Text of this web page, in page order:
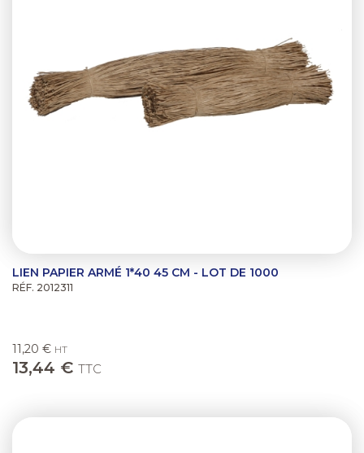
LIEN PAPIER ARMÉ 1*40 45 CM - LOT DE 1000
RÉF. 2012311
11,20 € HT
13,44 € TTC